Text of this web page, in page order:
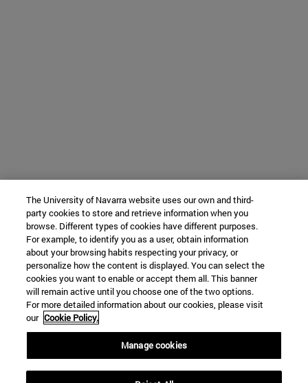
The University of Navarra website uses our own and third-
party cookies to store and retrieve information when you
browse. Different types of cookies have different purposes.
For example, to identify you as a user, obtain information
about your browsing habits respecting your privacy, or
personalize how the content is displayed. You can select the
cookies you want to enable or accept them all. This banner
will remain active until you choose one of the two options.
For more detailed information about our cookies, please visit
our Cookie Policy.
Manage cookies